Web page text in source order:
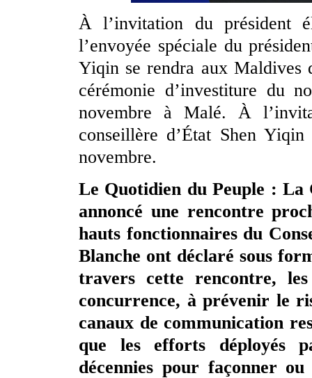
À l’invitation du président
l’envoyée spéciale du
Yiqin se rendra aux Maldives
cérémonie d’investiture du
novembre à Malé. À
conseillère d’État Shen
novembre.
Le Quotidien du Peuple : La
annoncé une rencontre
hauts fonctionnaires du
Blanche ont déclaré sous
travers cette rencontre,
concurrence, à prévenir le
canaux de communication
que les efforts déployés
décennies pour façonner